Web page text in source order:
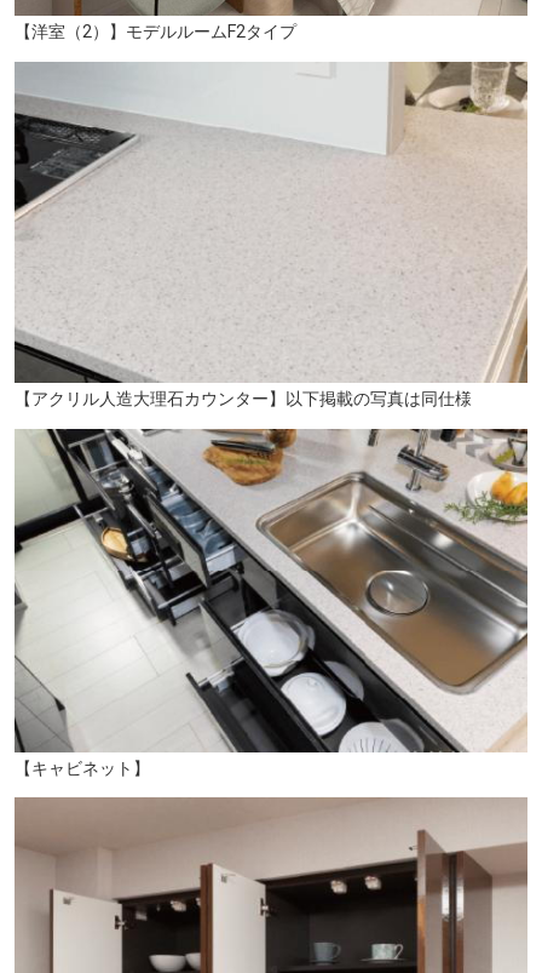
関東病院（徒歩9分/約670m）
森町公園（徒歩4分/約270m）
新杉田公園（徒歩15分/約1170m）
【洋室（2）】モデルルームF2タイプ
【アクリル人造大理石カウンター】以下掲載の写真は同仕様
【キャビネット】